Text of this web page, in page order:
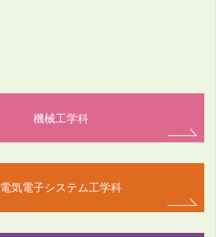
機械工学科
電気電子システム工学科